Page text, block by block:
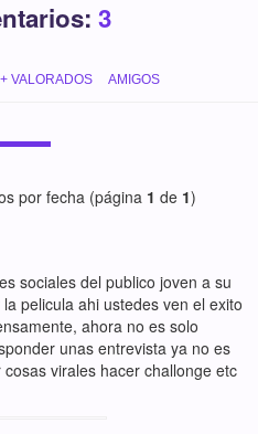
3
+ VALORADOS AMIGOS
por fecha (página 1 de 1)
sociales del publico joven a su
pelicula ahi ustedes ven el exito
ahora no es solo
unas entrevista ya no es
virales hacer challonge etc